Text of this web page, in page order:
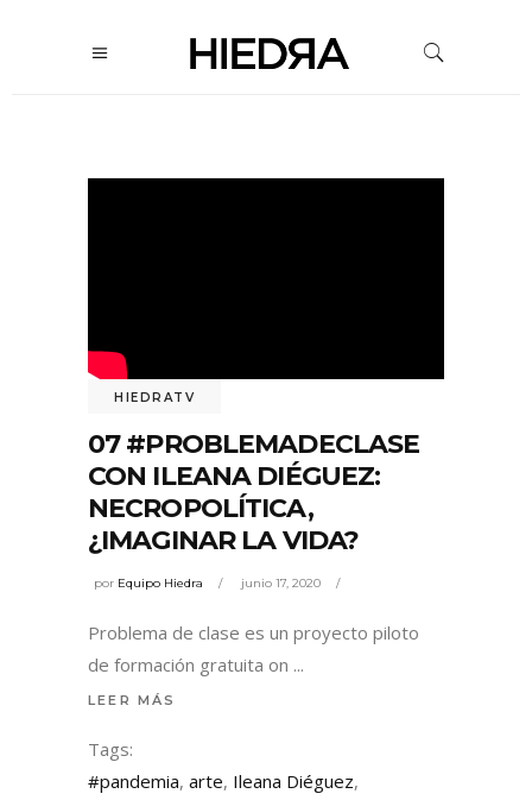
HIEDRATV
07 #PROBLEMADECLASE
CON ILEANA DIÉGUEZ:
NECROPOLÍTICA,
¿IMAGINAR LA VIDA?
por Equipo Hiedra junio 17, 2020
Problema de clase es un proyecto piloto
de formación gratuita on
LEER MÁS
Tags:
#pandemia, arte, Ileana Diéguez,